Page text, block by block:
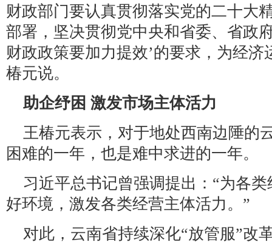
财政部门要认真贯彻落实党的二十大
部署，坚决贯彻党中央和省委、省政
财政政策要加力提效’的要求，为经济
椿元说。
助企纾困 激发市场主体活力
王椿元表示，对于地处西南边陲的
困难的一年，也是难中求进的一年。
习近平总书记曾强调提出：“为各
好环境，激发各类经营主体活力。”
对此，云南省持续深化“放管服”改